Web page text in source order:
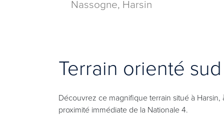
Nassogne, Harsin
Terrain orienté sud
Découvrez ce magnifique terrain situé à
proximité immédiate de la Nationale 4.